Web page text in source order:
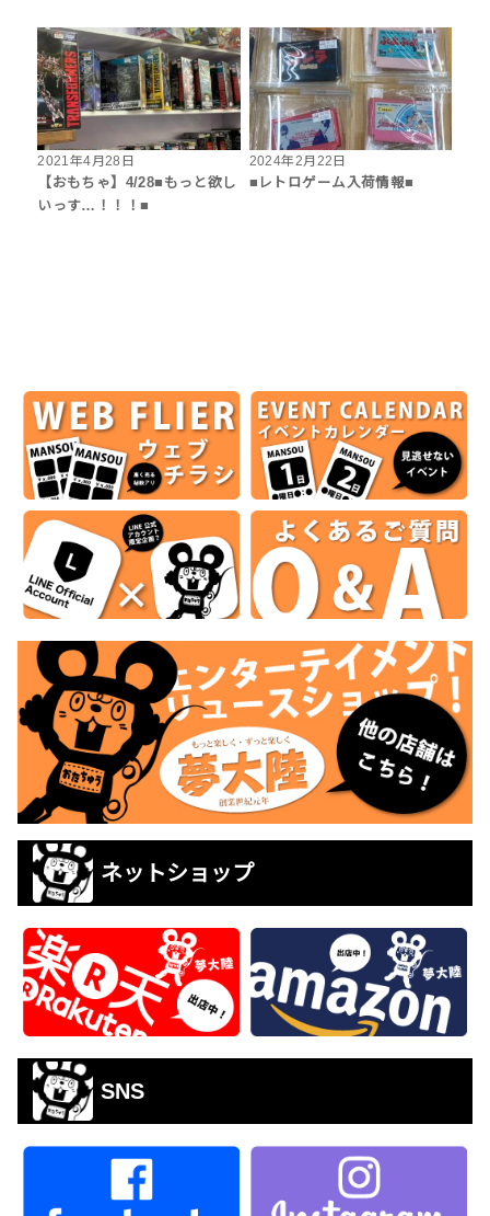
2021年4月28日
【おもちゃ】4/28■もっと欲し
いっす…！！！■
2024年2月22日
■レトロゲーム入荷情報■
ネットショップ
SNS